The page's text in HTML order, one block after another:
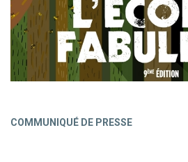
COMMUNIQUÉ DE PRESSE